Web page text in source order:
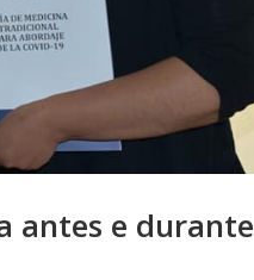
antes e durante